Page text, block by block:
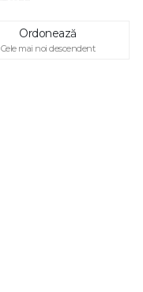
Ordonează
Cele mai noi descendent